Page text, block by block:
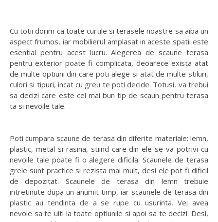
Cu totii dorim ca toate curtile si terasele noastre sa aiba un
aspect frumos, iar mobilierul amplasat in aceste spatii este
esential pentru acest lucru. Alegerea de scaune terasa
pentru exterior poate fi complicata, deoarece exista atat
de multe optiuni din care poti alege si atat de multe stiluri,
culori si tipuri, incat cu greu te poti decide. Totusi, va trebui
sa decizi care este cel mai bun tip de scaun pentru terasa
ta si nevoile tale.
Poti cumpara scaune de terasa din diferite materiale: lemn,
plastic, metal si rasina, stiind care din ele se va potrivi cu
nevoile tale poate fi o alegere dificila. Scaunele de terasa
grele sunt practice si rezista mai mult, desi ele pot fi dificil
de depozitat. Scaunele de terasa din lemn trebuie
intretinute dupa un anumit timp, iar scaunele de terasa din
plastic au tendinta de a se rupe cu usurinta. Vei avea
nevoie sa te uiti la toate optiunile si apoi sa te decizi. Desi,